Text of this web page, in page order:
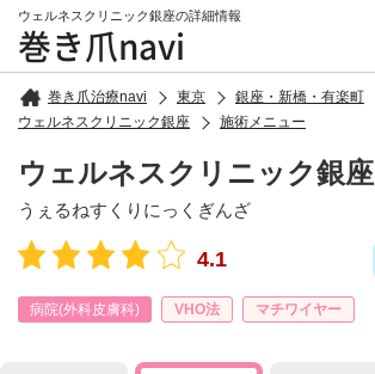
ウェルネスクリニック銀座の詳細情報
巻き爪navi
巻き爪治療navi 東京
銀座・新橋・有楽町
ウェルネスクリニック銀座
施術メニュー
ウェルネスクリニック銀座
うぇるねすくりにっくぎんざ
4.1
病院(外科皮膚科) VHO法 マチワイヤー